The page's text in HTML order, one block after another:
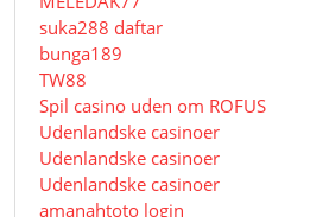
suka288 daftar
bunga189
TW88
Spil casino uden om ROFUS
Udenlandske casinoer
Udenlandske casinoer
Udenlandske casinoer
amanahtoto login